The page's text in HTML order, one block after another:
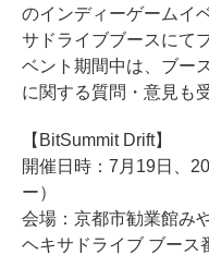
のインディーゲームイ
サドライブブースにて
ベント期間中は、ブー
に関する質問・意見も
【BitSummit Drift】
開催日時：7月19日、
ー）
会場：京都市勧業館み
ヘキサドライブ ブース